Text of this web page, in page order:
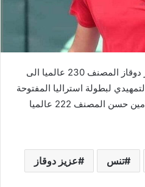
صعد لاعب التنس التونسي عزيز دوقاز المصنف 230 عالميا الى
لبطولة استراليا المفتوحة
اثر فوزه اليوم على اللبناني بنجامين حسن المصنف 222 عالميا
تنس عزيز دوقاز